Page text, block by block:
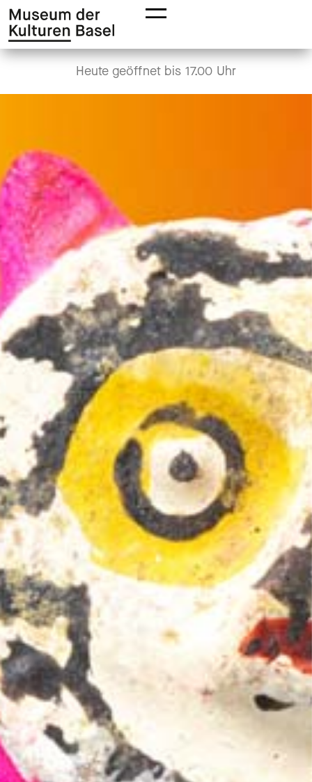
Zur
Hauptnavigation
springen
Zum
Hauptinhalt
springen
Heute geöffnet bis 17.00 Uhr